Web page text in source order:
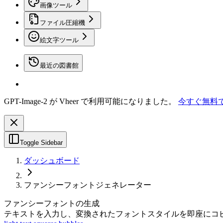
画像ツール
ファイル圧縮機
絵文字ツール
最近の図書館
GPT-Image-2 が Vheer で利用可能になりました。 今すぐ無料
Toggle Sidebar
ダッシュボード
ファンシーフォントジェネレーター
ファンシーフォントの生成
テキストを入力し、変換されたフォントスタイルを即座にコ